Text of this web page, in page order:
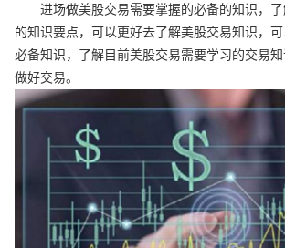
进场做美股交易需要掌握的必备的知识，了
的知识要点，可以更好去了解美股交易知识，
必备知识，了解目前美股交易需要学习的交易
做好交易。